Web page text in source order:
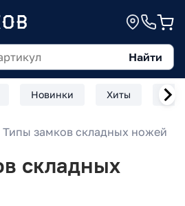
Найти
Новинки Хиты
Типы замков складных ножей
складных